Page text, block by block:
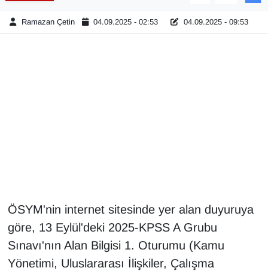
Ramazan Çetin 04.09.2025 - 02:53 04.09.2025 - 09:53
ÖSYM'nin internet sitesinde yer alan duyuruya
göre, 13 Eylül'deki 2025-KPSS A Grubu
Sınavı'nın Alan Bilgisi 1. Oturumu (Kamu
Yönetimi, Uluslararası İlişkiler, Çalışma
Emlak
HABERDE İNSAN
İngilizce
Kadın